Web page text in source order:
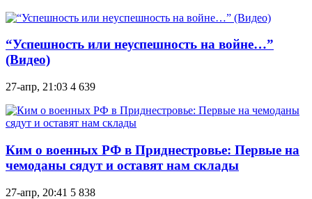
“Успешность или неуспешность на войне…”
(Видео)
27-апр, 21:03 4 639
Ким о военных РФ в Приднестровье: Первые на
чемоданы сядут и оставят нам склады
27-апр, 20:41 5 838